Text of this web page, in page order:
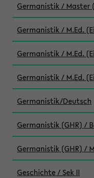
Germanistik / Master
Germanistik / M.Ed.
Germanistik / M.Ed.
Germanistik / M.Ed.
Germanistik/Deutsch
Germanistik (GHR) /
Germanistik (GHR) /
Geschichte / Sek II